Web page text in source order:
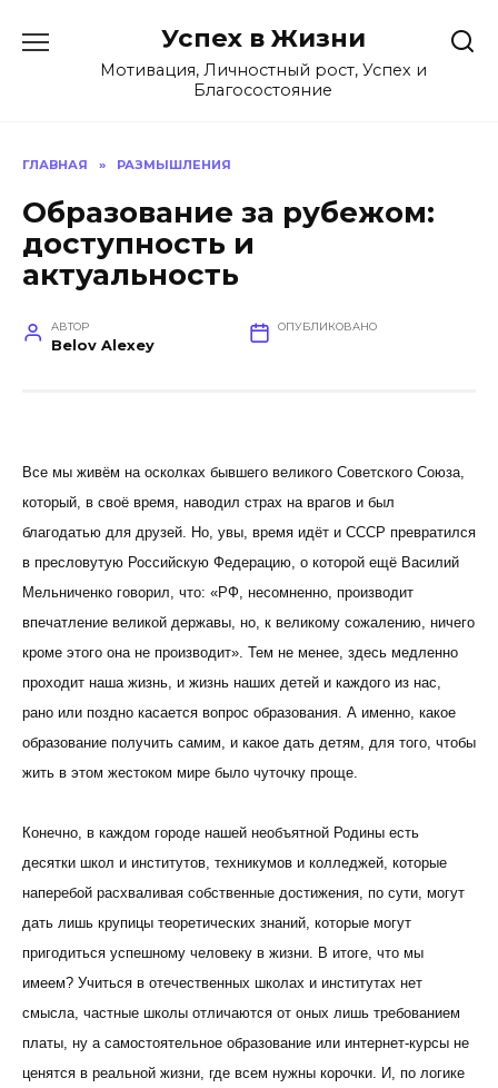
содержанию
Успех в Жизни
Мотивация, Личностный рост, Успех и
Благосостояние
ГЛАВНАЯ » РАЗМЫШЛЕНИЯ
Образование за рубежом:
доступность и
актуальность
АВТОР
Belov Alexey
ОПУБЛИКОВАНО
Все мы живём на осколках бывшего великого Советского Союза,
который, в своё время, наводил страх на врагов и был
благодатью для друзей. Но, увы, время идёт и СССР превратился
в пресловутую Российскую Федерацию, о которой ещё Василий
Мельниченко говорил, что: «РФ, несомненно, производит
впечатление великой державы, но, к великому сожалению, ничего
кроме этого она не производит». Тем не менее, здесь медленно
проходит наша жизнь, и жизнь наших детей и каждого из нас,
рано или поздно касается вопрос образования. А именно, какое
образование получить самим, и какое дать детям, для того, чтобы
жить в этом жестоком мире было чуточку проще.
Конечно, в каждом городе нашей необъятной Родины есть
десятки школ и институтов, техникумов и колледжей, которые
наперебой расхваливая собственные достижения, по сути, могут
дать лишь крупицы теоретических знаний, которые могут
пригодиться успешному человеку в жизни. В итоге, что мы
имеем? Учиться в отечественных школах и институтах нет
смысла, частные школы отличаются от оных лишь требованием
платы, ну а самостоятельное образование или интернет-курсы не
ценятся в реальной жизни, где всем нужны корочки. И, по логике